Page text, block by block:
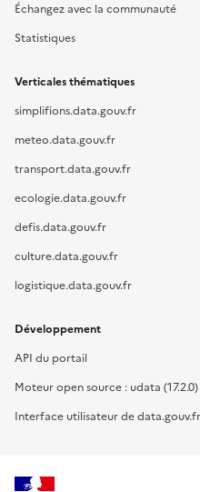
Échangez avec la communauté
Statistiques
Verticales thématiques
simplifions.data.gouv.fr
meteo.data.gouv.fr
transport.data.gouv.fr
ecologie.data.gouv.fr
defis.data.gouv.fr
culture.data.gouv.fr
logistique.data.gouv.fr
Développement
API du portail
Moteur open source : udata (17.2.0)
Interface utilisateur de